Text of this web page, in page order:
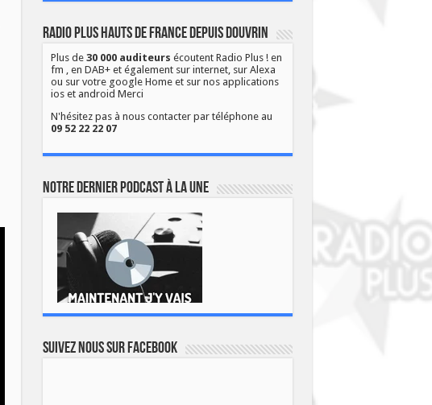
Radio Plus Hauts de France depuis Douvrin
Plus de 30 000 auditeurs écoutent Radio Plus ! en
fm , en DAB+ et également sur internet, sur Alexa
ou sur votre google Home et sur nos applications
ios et android Merci
N'hésitez pas à nous contacter par téléphone au
09 52 22 22 07
Notre dernier podcast à la une
Suivez nous sur Facebook